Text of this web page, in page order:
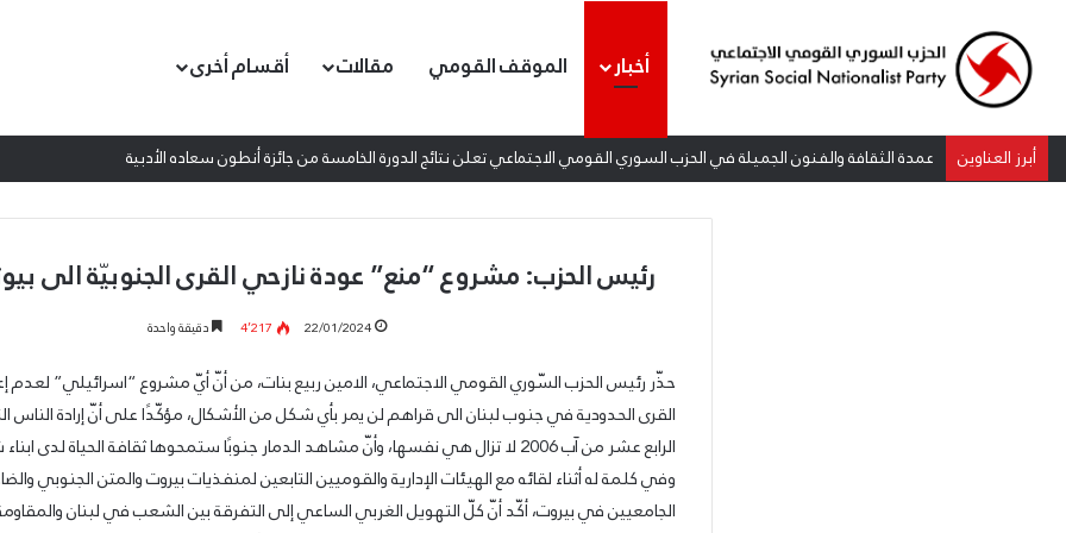
أخبار الموقف القومي مقالات أقسام أخرى
أبرز العناوين عمدة الثقافة والفنون الجميلة في الحزب السوري القومي الاجتماعي تعلن نتائج الدورة الخامسة من جائزة أنطون سعاده الأدبية
رئيس الحزب: مشروع “منع” عودة نازحي القرى الجنوبيّة الى
22/01/2024 4٬217 دقيقة واحدة
حذّر رئيس الحزب السّوري القومي الاجتماعي، الامين ربيع بنات، من أنّ أيّ مشروع “اسرائيلي” لعدم
القرى الحدودية في جنوب لبنان الى قراهم لن يمر بأي شكل من الأشكال، مؤكّدًا على أنّ إرادة
الرابع عشر من آب 2006 لا تزال هي نفسها، وأنّ مشاهد الدمار جنوبًا ستمحوها ثقافة الحياة لدى ابناء شعبنا.
وفي كلمة له أثناء لقائه مع الهيئات الإدارية والقوميين التابعين لمنفذيات بيروت والمتن الجنوبي
الجامعيين في بيروت، أكّد أنّ كلّ التهويل الغربي الساعي إلى التفرقة بين الشعب في لبنان